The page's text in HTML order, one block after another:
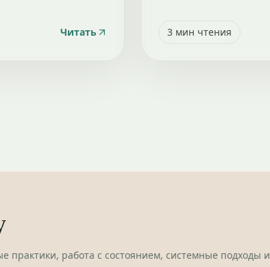
Читать 3 мин чтения
практики, работа с состоянием, системные подходы и